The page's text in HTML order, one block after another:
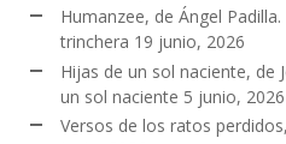
Humanzee, de Ángel
trinchera 19 junio, 2026
Hijas de un sol naciente, de
un sol naciente 5 junio, 2026
Versos de los ratos